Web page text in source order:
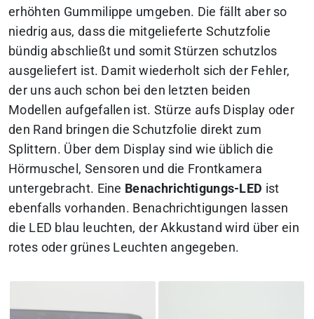
erhöhten Gummilippe umgeben. Die fällt aber so
niedrig aus, dass die mitgelieferte Schutzfolie
bündig abschließt und somit Stürzen schutzlos
ausgeliefert ist. Damit wiederholt sich der Fehler,
der uns auch schon bei den letzten beiden
Modellen aufgefallen ist. Stürze aufs Display oder
den Rand bringen die Schutzfolie direkt zum
Splittern. Über dem Display sind wie üblich die
Hörmuschel, Sensoren und die Frontkamera
untergebracht. Eine Benachrichtigungs-LED ist
ebenfalls vorhanden. Benachrichtigungen lassen
die LED blau leuchten, der Akkustand wird über ein
rotes oder grünes Leuchten angegeben.